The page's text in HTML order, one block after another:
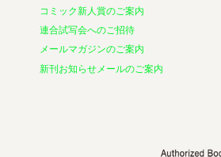
コミック新人賞のご案内
連合試写会へのご招待
メールマガジンのご案内
新刊お知らせメールのご案内